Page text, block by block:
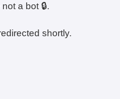
a bot 🔒.
shortly.